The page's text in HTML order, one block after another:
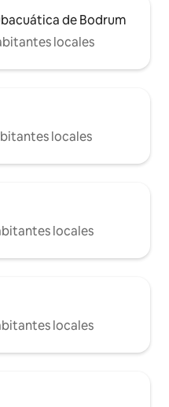
de Bodrum
locales
locales
locales
locales